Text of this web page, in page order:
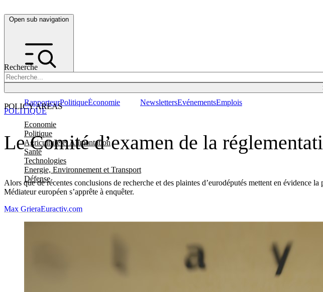
Open sub navigation
Recherche
POLICY AREAS
Economie
Politique
Agriculture et Alimentation
Santé
Technologies
Energie, Environnement et Transport
Défense
RapporteurPolitiqueÉconomie NewslettersEvénementsEmplois
Le Comité d’examen de la
Alors que de récentes conclusions de recherche et des plaintes d’eurodéputés mettent en évidence
Médiateur européen s’apprête à enquêter.
POLITIQUE
Max GrieraEuractiv.com